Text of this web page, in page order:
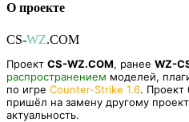
О проекте
CS-WZ.COM
Проект CS-WZ.COM, ранее WZ-
распространением моделей,
по игре Counter-Strike 1.6. Проект
пришёл на замену другому
актуальность.